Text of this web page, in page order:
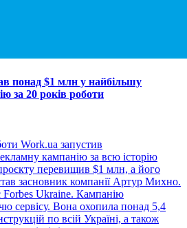
понад $1 млн у найбільшу
за 20 років роботи
Work.ua запустив
кампанію за всю історію
перевищив $1 млн, а його
засновник компанії Артур Михно.
Forbes Ukraine. Кампанію
сервісу. Вона охопила понад 5,4
по всій Україні, а також